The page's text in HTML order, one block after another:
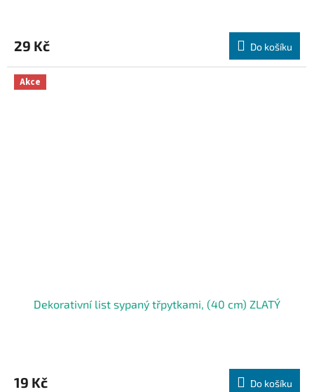
29 Kč Do košíku
Akce
Dekorativní list sypaný třpytkami, (40 cm) ZLATÝ
19 Kč Do košíku